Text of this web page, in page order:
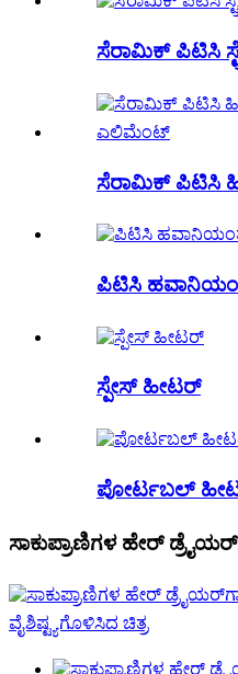
ಸೆರಾಮಿಕ್ ಪಿಟಿಸಿ
ಸೆರಾಮಿಕ್ ಪಿಟಿಸಿ
ಪಿಟಿಸಿ
ಸ್ಪೇಸ್ ಹೀಟರ್
ಪೋರ್ಟಬಲ್
ಸಾಕುಪ್ರಾಣಿಗಳ ಹೇರ್